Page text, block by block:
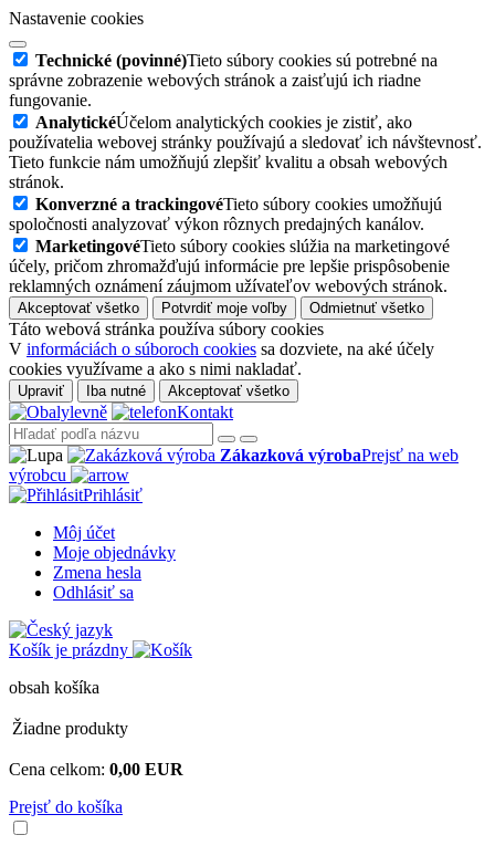
Nastavenie cookies
Technické (povinné)Tieto súbory cookies sú potrebné na
správne zobrazenie webových stránok a zaisťujú ich riadne
fungovanie.
AnalytickéÚčelom analytických cookies je zistiť, ako
používatelia webovej stránky používajú a sledovať ich návštevnosť.
Tieto funkcie nám umožňujú zlepšiť kvalitu a obsah webových
stránok.
Konverzné a trackingovéTieto súbory cookies umožňujú
spoločnosti analyzovať výkon rôznych predajných kanálov.
MarketingovéTieto súbory cookies slúžia na marketingové
účely, pričom zhromažďujú informácie pre lepšie prispôsobenie
reklamných oznámení záujmom užívateľov webových stránok.
Akceptovať všetko Potvrdiť moje voľby Odmietnuť všetko
Táto webová stránka používa súbory cookies
V informáciách o súboroch cookies sa dozviete, na aké účely
cookies využívame a ako s nimi nakladať.
Upraviť Iba nutné Akceptovať všetko
Kontakt
Zákazková výrobaPrejsť na web
výrobcu
Prihlásiť
Môj účet
Moje objednávky
Zmena hesla
Odhlásiť sa
Košík je prázdny
obsah košíka
Žiadne produkty
Cena celkom: 0,00 EUR
Prejsť do košíka